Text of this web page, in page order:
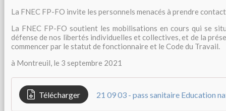
La FNEC FP-FO invite les personnels menacés à prendre
La FNEC FP-FO soutient les mobilisations en cours qui se
défense de nos libertés individuelles et collectives, et de la
commencer par le statut de fonctionnaire et le Code du Travail.
à Montreuil, le 3 septembre 2021
Télécharger